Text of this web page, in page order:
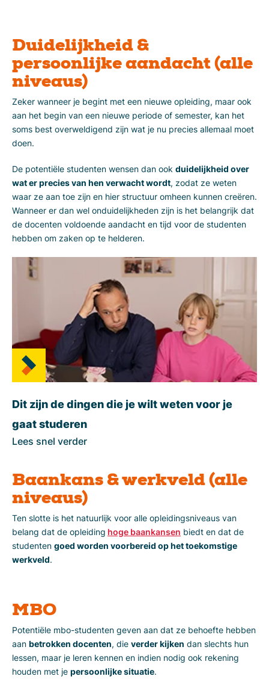
Duidelijkheid &
persoonlijke aandacht (alle
niveaus)
Zeker wanneer je begint met een nieuwe opleiding, maar ook
aan het begin van een nieuwe periode of semester, kan het
soms best overweldigend zijn wat je nu precies allemaal moet
doen.
De potentiële studenten wensen dan ook duidelijkheid over
wat er precies van hen verwacht wordt, zodat ze weten
waar ze aan toe zijn en hier structuur omheen kunnen creëren.
Wanneer er dan wel onduidelijkheden zijn is het belangrijk dat
de docenten voldoende aandacht en tijd voor de studenten
hebben om zaken op te helderen.
Dit zijn de dingen die je wilt weten voor je
gaat studeren
Lees snel verder
Baankans & werkveld (alle
niveaus)
Ten slotte is het natuurlijk voor alle opleidingsniveaus van
belang dat de opleiding hoge baankansen biedt en dat de
studenten goed worden voorbereid op het toekomstige
werkveld.
MBO
Potentiële mbo-studenten geven aan dat ze behoefte hebben
aan betrokken docenten, die verder kijken dan slechts hun
lessen, maar je leren kennen en indien nodig ook rekening
houden met je persoonlijke situatie.